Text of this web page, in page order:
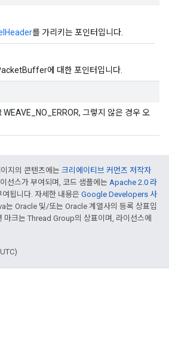
를 가리키는 포인터입니다.
에 대한 포인터입니다.
WEAVE_NO_ERROR, 그렇지 않은 경우 오
지의 콘텐츠에는 크리에이티브 커먼즈 저작자
선스가 부여되며, 코드 샘플에는 Apache 2.0 라
됩니다. 자세한 내용은 Google Developers 사
는 Oracle 및/또는 Oracle 계열사의 등록 상표입
마크는 Thread Group의 상표이며, 라이선스에